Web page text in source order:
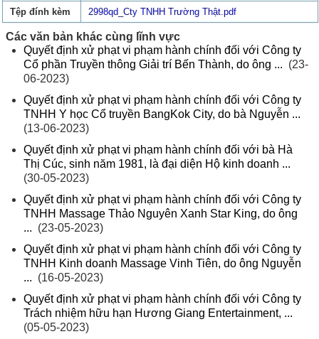
Tệp đính kèm 2998qd_Cty TNHH Trường Thật.pdf
Các văn bản khác cùng lĩnh vực
Quyết định xử phạt vi phạm hành chính đối với Công ty
Cổ phần Truyền thông Giải trí Bến Thành, do ông ... (23-
06-2023)
Quyết định xử phạt vi phạm hành chính đối với Công ty
TNHH Y học Cổ truyền BangKok City, do bà Nguyễn ...
(13-06-2023)
Quyết định xử phạt vi phạm hành chính đối với bà Hà
Thị Cúc, sinh năm 1981, là đại diện Hộ kinh doanh ...
(30-05-2023)
Quyết định xử phạt vi phạm hành chính đối với Công ty
TNHH Massage Thảo Nguyên Xanh Star King, do ông
... (23-05-2023)
Quyết định xử phạt vi phạm hành chính đối với Công ty
TNHH Kinh doanh Massage Vinh Tiên, do ông Nguyễn
... (16-05-2023)
Quyết định xử phạt vi phạm hành chính đối với Công ty
Trách nhiệm hữu hạn Hương Giang Entertainment, ...
(05-05-2023)